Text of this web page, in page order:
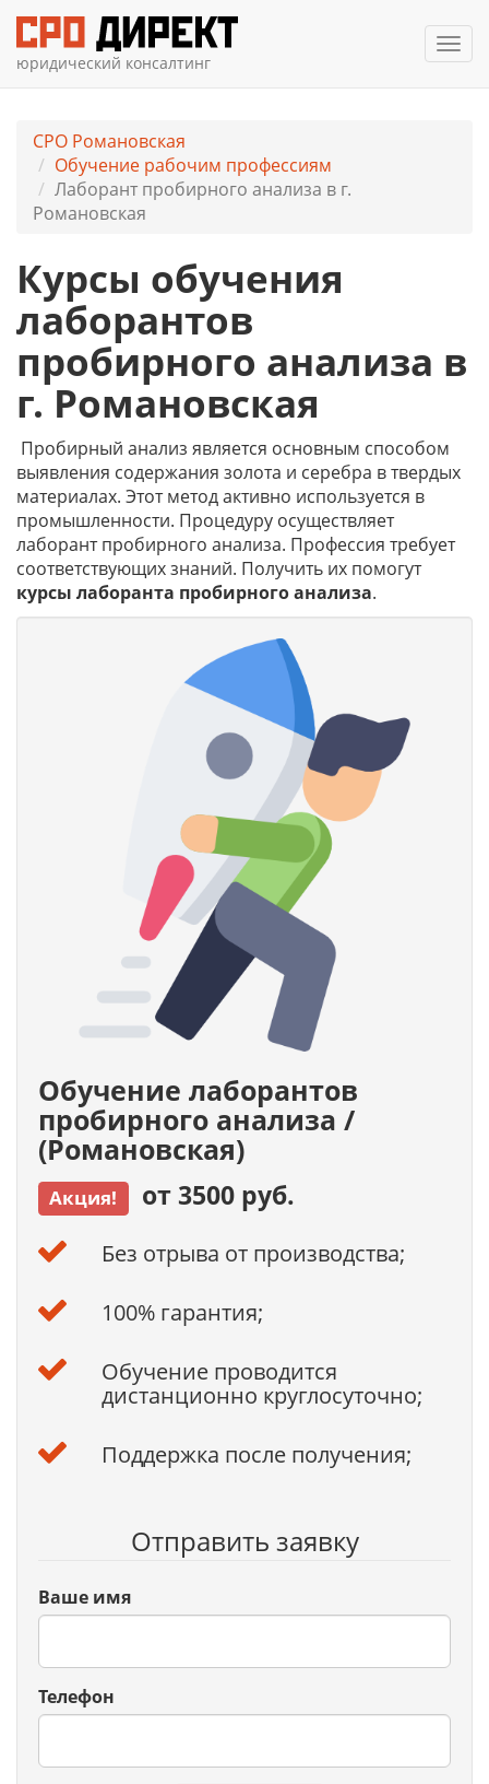
юридический консалтинг
СРО Романовская
Обучение рабочим профессиям
Лаборант пробирного анализа в г.
Романовская
Курсы обучения
лаборантов
пробирного анализа в
г. Романовская
Пробирный анализ является основным способом
выявления содержания золота и серебра в твердых
материалах. Этот метод активно используется в
промышленности. Процедуру осуществляет
лаборант пробирного анализа. Профессия требует
соответствующих знаний. Получить их помогут
курсы лаборанта пробирного анализа.
Обучение лаборантов
пробирного анализа /
(Романовская)
Акция! от 3500 руб.
Без отрыва от производства;
100% гарантия;
Обучение проводится
дистанционно круглосуточно;
Поддержка после получения;
Отправить заявку
Ваше имя
Телефон